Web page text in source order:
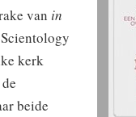
van in
kerk
beide